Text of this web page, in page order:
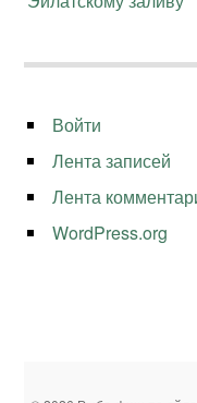
Войти
Лента записей
Лента
WordPress.org